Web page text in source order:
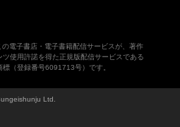
電子書店・電子書籍配信サービスが、著作
ツ使用許諾を得た正規版配信サービスである
標（登録番号6091713号）です。
Ltd.